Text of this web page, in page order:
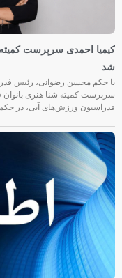
کیمیا احمدی سرپرست
شد
با حکم محسن رضوانی، رئیس
سرپرست کمیته شنا هنری
فدراسیون ورزش‌های آبی، در حکم